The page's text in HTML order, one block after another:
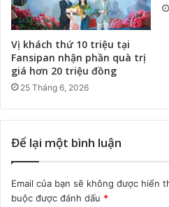
Vị khách thứ 10 triệu tại
Fansipan nhận phần quà trị
giá hơn 20 triệu đồng
25 Tháng 6, 2026
Để lại một bình luận
Email của bạn sẽ không được hiển
buộc được đánh dấu *